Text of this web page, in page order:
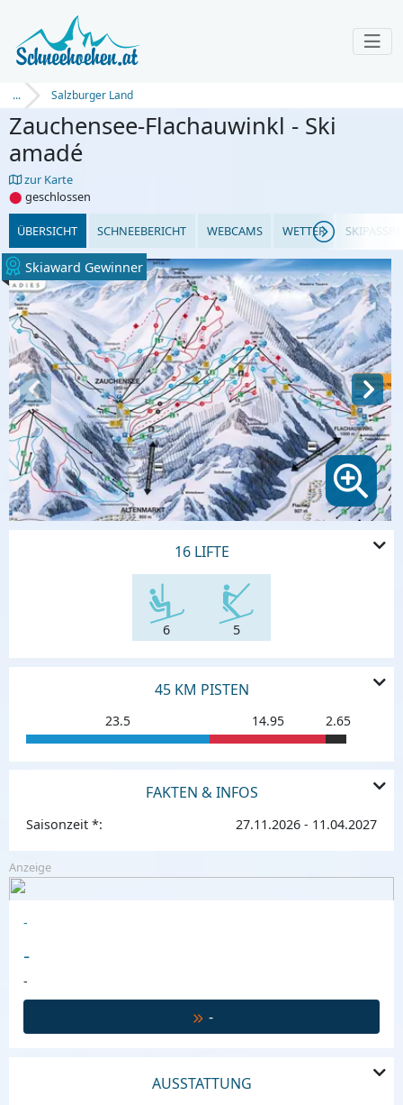
... Salzburger Land
Skiaward Gewinner
Zauchensee-Flachauwinkl - Ski
amadé
zur Karte
⬤ geschlossen
ÜBERSICHT SCHNEEBERICHT WEBCAMS WETTER
16 LIFTE
6 5
45 KM PISTEN
23.5 14.95 2.65
FAKTEN & INFOS
Saisonzeit *: 27.11.2026 - 11.04.2027
Anzeige
-
-
-
-
AUSSTATTUNG